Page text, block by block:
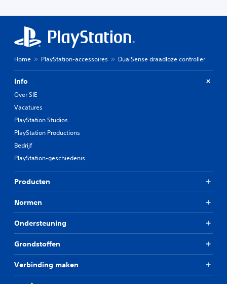
Home PlayStation-accessoires DualSense draadloze controller
Info
Over SIE
Vacatures
PlayStation Studios
PlayStation Productions
Bedrijf
PlayStation-geschiedenis
Producten
Normen
Ondersteuning
Grondstoffen
Verbinding maken